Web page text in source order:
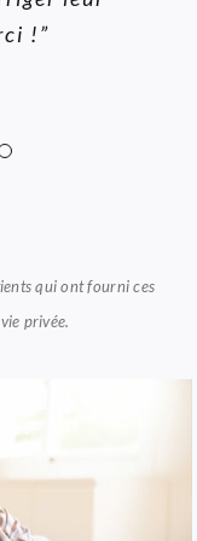
!”
qui ont fourni ces
privée.